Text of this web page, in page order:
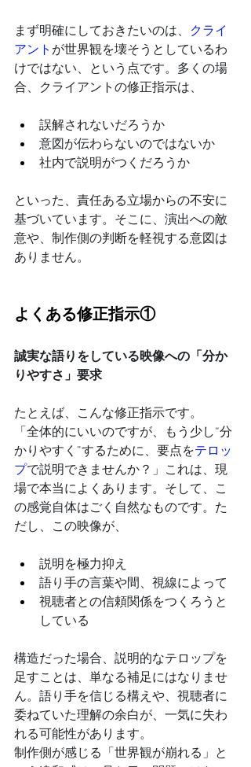
まず明確にしておきたいのは、 クライ
アント が世界観を壊そうとしているわ
けではない、という点です。多くの場
合、クライアントの修正指示は、
誤解されないだろうか
意図が伝わらないのではないか
社内で説明がつくだろうか
といった、責任ある立場からの不安に
基づいています。そこに、演出への敵
意や、制作側の判断を軽視する意図は
ありません。
よくある修正指示①
誠実な語りをしている映像への「分か
りやすさ」要求
たとえば、こんな修正指示です。
「全体的にいいのですが、もう少し“分
かりやすく”するために、要点をテロッ
プで説明できませんか？」これは、現
場で本当によくあります。そして、こ
の感覚自体はごく自然なものです。た
だし、この映像が、
説明を極力抑え
語り手の言葉や間、視線によって
視聴者との信頼関係をつくろうと
している
構造だった場合、説明的なテロップを
足すことは、単なる補足にはなりませ
ん。語り手を信じる構えや、視聴者に
委ねていた理解の余白が、一気に失わ
れる可能性があります。
制作側が感じる「世界観が崩れる」と